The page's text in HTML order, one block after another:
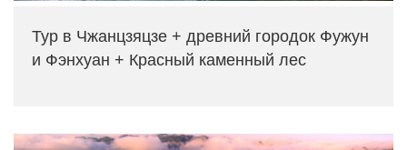
Тур в Чжанцзяцзе + древний городок Фужун
и Фэнхуан + Красный каменный лес